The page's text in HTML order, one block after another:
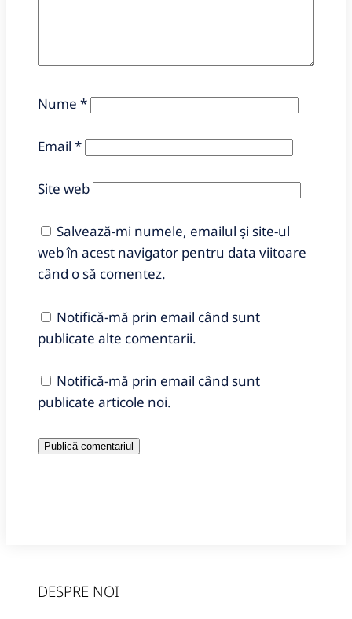
Nume *
Email *
Site web
Salvează-mi numele, emailul și site-ul
web în acest navigator pentru data viitoare
când o să comentez.
Notifică-mă prin email când sunt
publicate alte comentarii.
Notifică-mă prin email când sunt
publicate articole noi.
DESPRE NOI